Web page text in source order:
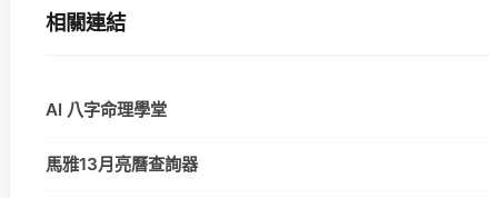
相關連結
AI 八字命理學堂
馬雅13月亮曆查詢器